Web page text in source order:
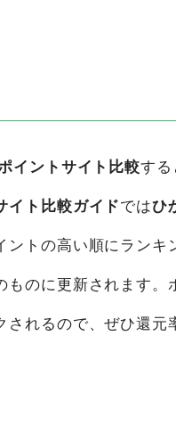
ポイントサイト比較する
イト比較ガイド では ひ
ントの高い順にランキ